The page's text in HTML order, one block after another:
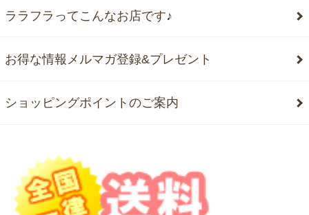
ララフラってこんなお店です♪
お得な情報メルマガ登録&プレゼント
ショッピングポイントのご案内